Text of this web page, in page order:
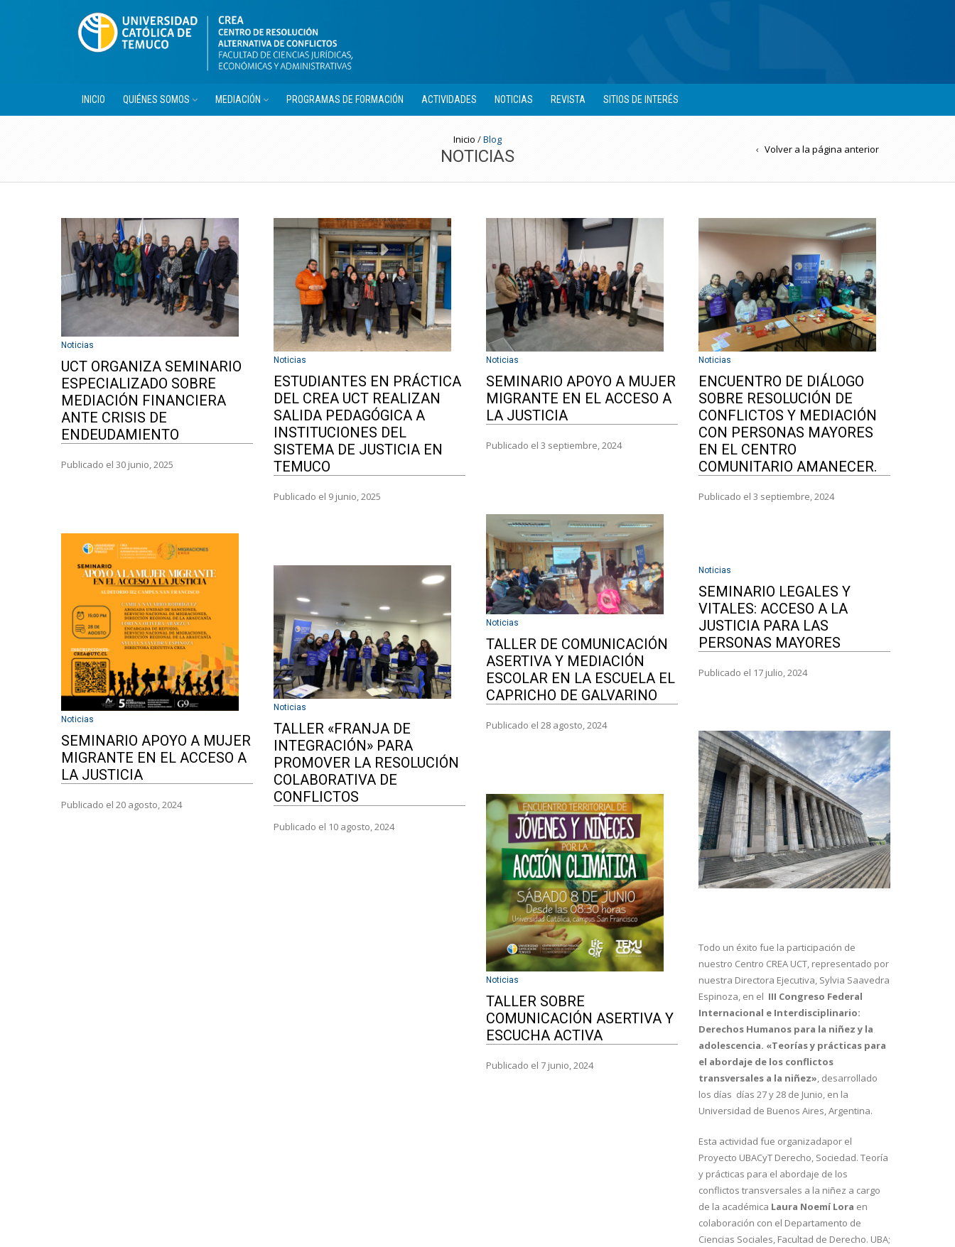
INICIO QUIÉNES SOMOS MEDIACIÓN PROGRAMAS DE FORMACIÓN ACTIVIDADES NOTICIAS REVISTA SITIOS DE INTERÉS
Inicio /Blog
Volver a la página anterior
NOTICIAS
Noticias
UCT ORGANIZA SEMINARIO
ESPECIALIZADO SOBRE
MEDIACIÓN FINANCIERA
ANTE CRISIS DE
ENDEUDAMIENTO
Publicado el 30 junio, 2025
Noticias
ESTUDIANTES EN PRÁCTICA
DEL CREA UCT REALIZAN
SALIDA PEDAGÓGICA A
INSTITUCIONES DEL
SISTEMA DE JUSTICIA EN
TEMUCO
Publicado el 9 junio, 2025
Noticias
SEMINARIO APOYO A MUJER
MIGRANTE EN EL ACCESO A
LA JUSTICIA
Publicado el 3 septiembre, 2024
Noticias
ENCUENTRO DE DIÁLOGO
SOBRE RESOLUCIÓN DE
CONFLICTOS Y MEDIACIÓN
CON PERSONAS MAYORES
EN EL CENTRO
COMUNITARIO AMANECER.
Publicado el 3 septiembre, 2024
Noticias
TALLER DE COMUNICACIÓN
ASERTIVA Y MEDIACIÓN
ESCOLAR EN LA ESCUELA EL
CAPRICHO DE GALVARINO
Publicado el 28 agosto, 2024
Noticias
SEMINARIO APOYO A MUJER
MIGRANTE EN EL ACCESO A
LA JUSTICIA
Publicado el 20 agosto, 2024
Noticias
TALLER «FRANJA DE
INTEGRACIÓN» PARA
PROMOVER LA RESOLUCIÓN
COLABORATIVA DE
CONFLICTOS
Publicado el 10 agosto, 2024
Noticias
SEMINARIO LEGALES Y
VITALES: ACCESO A LA
JUSTICIA PARA LAS
PERSONAS MAYORES
Publicado el 17 julio, 2024
Todo un éxito fue la participación de
nuestro Centro CREA UCT, representado por
nuestra Directora Ejecutiva, Sylvia Saavedra
Espinoza, en el III Congreso Federal
Internacional e Interdisciplinario:
Derechos Humanos para la niñez y la
adolescencia. «Teorías y prácticas para
el abordaje de los conflictos
transversales a la niñez», desarrollado
los días días 27 y 28 de Junio, en la
Universidad de Buenos Aires, Argentina.
Esta actividad fue organizadapor el
Proyecto UBACyT Derecho, Sociedad. Teoría
y prácticas para el abordaje de los
conflictos transversales a la niñez a cargo
de la académica Laura Noemí Lora en
colaboración con el Departamento de
Ciencias Sociales, Facultad de Derecho. UBA;
Noticias
TALLER SOBRE
COMUNICACIÓN ASERTIVA Y
ESCUCHA ACTIVA
Publicado el 7 junio, 2024